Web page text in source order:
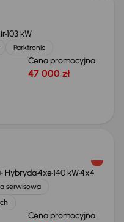
103 kW
Parktronic
Cena promocyjna
47 000 zł
Hybryda4xe140 kW4x4
serwisowa
Cena promocyjna